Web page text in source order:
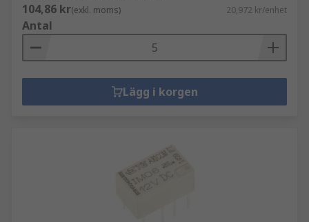
104,86 kr(exkl. moms) 20,972 kr/enhet
Antal
Lägg i korgen